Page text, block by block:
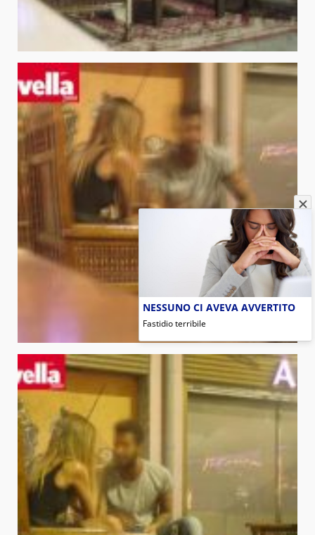
NESSUNO CI AVEVA AVVERTITO
Fastidio terribile